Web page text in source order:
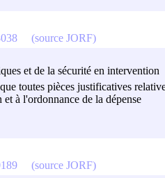
et de la sécurité en intervention
toutes pièces justificatives
à l'ordonnance de la dépense
(source JORF)
(source JORF)